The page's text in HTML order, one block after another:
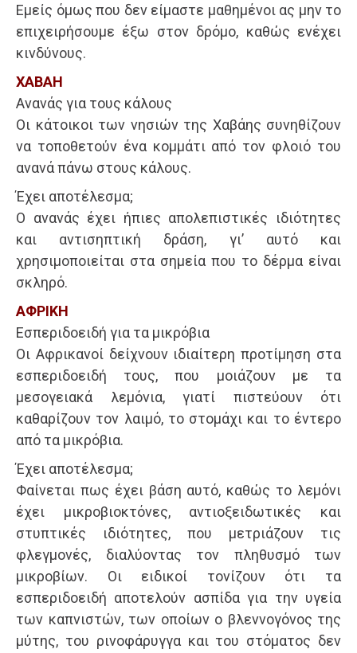
Εμείς όμως που δεν είμαστε μαθημένοι ας μην το
επιχειρήσουμε έξω στον δρόμο, καθώς ενέχει
κινδύνους.
ΧΑΒΑΗ
Ανανάς για τους κάλους
Οι κάτοικοι των νησιών της Χαβάης συνηθίζουν
να τοποθετούν ένα κομμάτι από τον φλοιό του
ανανά πάνω στους κάλους.
Έχει αποτέλεσμα;
Ο ανανάς έχει ήπιες απολεπιστικές ιδιότητες
και αντισηπτική δράση, γι’ αυτό και
χρησιμοποιείται στα σημεία που το δέρμα είναι
σκληρό.
ΑΦΡΙΚΗ
Εσπεριδοειδή για τα μικρόβια
Οι Αφρικανοί δείχνουν ιδιαίτερη προτίμηση στα
εσπεριδοειδή τους, που μοιάζουν με τα
μεσογειακά λεμόνια, γιατί πιστεύουν ότι
καθαρίζουν τον λαιμό, το στομάχι και το έντερο
από τα μικρόβια.
Έχει αποτέλεσμα;
Φαίνεται πως έχει βάση αυτό, καθώς το λεμόνι
έχει μικροβιοκτόνες, αντιοξειδωτικές και
στυπτικές ιδιότητες, που μετριάζουν τις
φλεγμονές, διαλύοντας τον πληθυσμό των
μικροβίων. Οι ειδικοί τονίζουν ότι τα
εσπεριδοειδή αποτελούν ασπίδα για την υγεία
των καπνιστών, των οποίων ο βλεννογόνος της
μύτης, του ρινοφάρυγγα και του στόματος δεν